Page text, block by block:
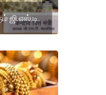
ஜி.எஸ்.டி.